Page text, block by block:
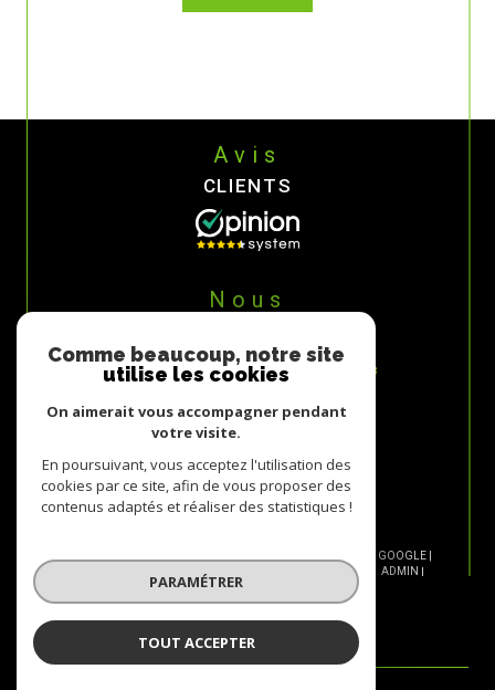
Avis
CLIENTS
Nous
© 2026 | TOUS DROITS RÉSERVÉS | TRADUCTION POWERED BY GOOGLE |
PLAN DU SITE MENTIONS LÉGALES
ADMIN
NOS LIENS
POLITIQUE RGPD
Comme beaucoup, notre site
utilise les cookies
On aimerait vous accompagner pendant
votre visite.
En poursuivant, vous acceptez l'utilisation des
cookies par ce site, afin de vous proposer des
contenus adaptés et réaliser des statistiques !
PARAMÉTRER
TOUT ACCEPTER